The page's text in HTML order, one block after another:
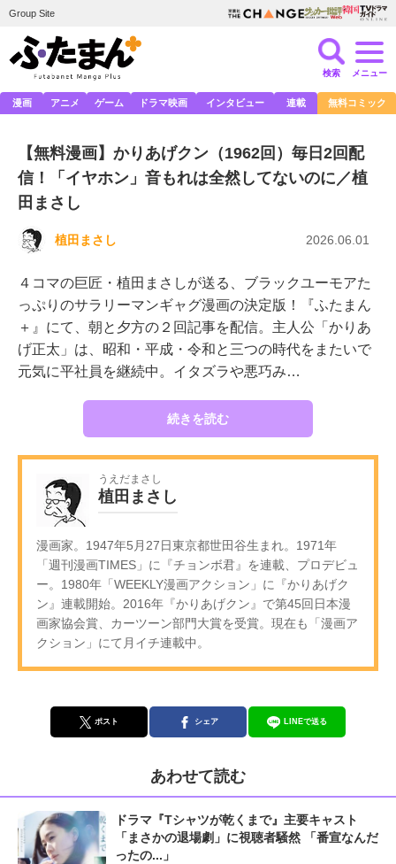
Group Site
検索 メニュー
漫画 アニメ ゲーム ドラマ映画 インタビュー 連載 無料コミック
【無料漫画】かりあげクン（1962回）毎日2回配
信！「イヤホン」音もれは全然してないのに／植
田まさし
植田まさし 2026.06.01
４コマの巨匠・植田まさしが送る、ブラックユーモアた
っぷりのサラリーマンギャグ漫画の決定版！『ふたまん
＋』にて、朝と夕方の２回記事を配信。主人公「かりあ
げ正太」は、昭和・平成・令和と三つの時代をまたいで
元気に平社員を継続中。イタズラや悪巧み…
続きを読む
うえだまさし
植田まさし
漫画家。1947年5月27日東京都世田谷生まれ。1971年
「週刊漫画TIMES」に『チョンボ君』を連載、プロデビュ
ー。1980年「WEEKLY漫画アクション」に『かりあげク
ン』連載開始。2016年『かりあげクン』で第45回日本漫
画家協会賞、カーツーン部門大賞を受賞。現在も「漫画ア
クション」にて月イチ連載中。
ポスト シェア LINEで送る
あわせて読む
ドラマ『Tシャツが乾くまで』主要キャスト
「まさかの退場劇」に視聴者騒然 「番宣なんだ
ったの...」